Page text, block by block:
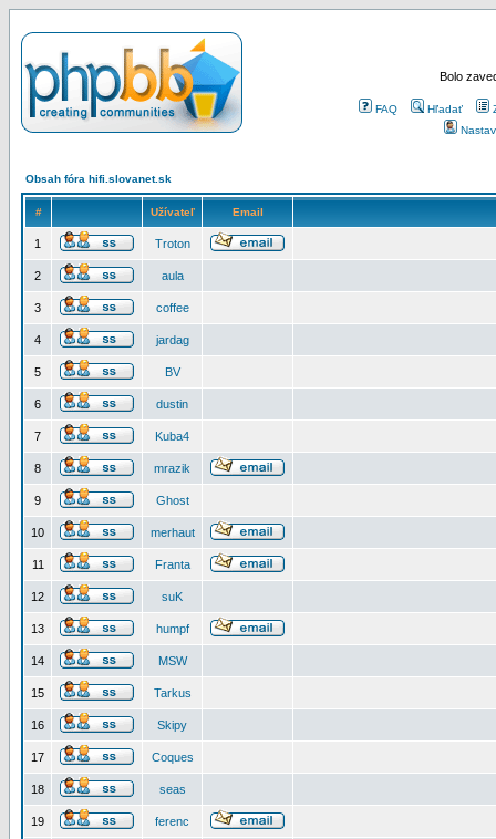
Bolo
FAQ Hľadať
Obsah fóra hifi.slovanet.sk
# Užívateľ Email
1 Troton
2 aula
3 coffee
4 jardag
5 BV
6 dustin
7 Kuba4
8 mrazik
9 Ghost
10 merhaut
11 Franta
12 suK
13 humpf
14 MSW
15 Tarkus
16 Skipy
17 Coques
18 seas
19 ferenc